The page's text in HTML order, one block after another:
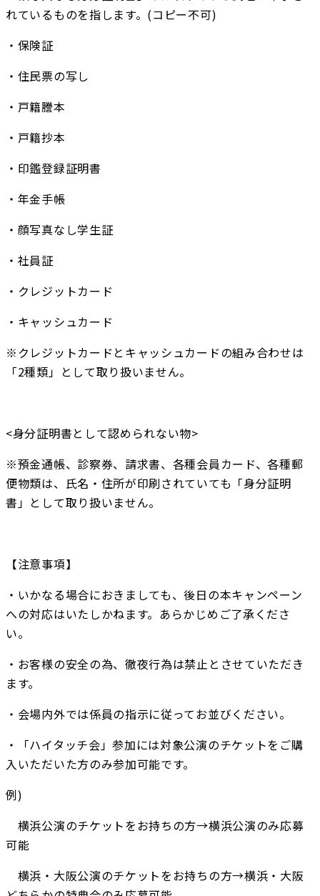
れているものを指します。(コピー不可)
・保険証
・住民票の写し
・戸籍謄本
・戸籍抄本
・印鑑登録証明書
・年金手帳
・顔写真なし学生証
・社員証
・クレジットカード
・キャッシュカード
※クレジットカードとキャッシュカードの組み合わせは
「2種類」として取り扱いません。
<身分証明書として認められない物>
※預金通帳、診察券、請求書、各種会員カード、各種郵
便物類は、氏名・住所が印刷されていても「身分証明
書」として取り扱いません。
【注意事項】
・いかなる場合におきましても、後日の本キャンペーン
への対応はいたしかねます。あらかじめご了承くださ
い。
・お客様の安全の為、徹夜行為は禁止とさせていただき
ます。
・会場内外では係員の指示に従ってお並びください。
・「ハイタッチ会」参加には対象公演のチケットをご購
入いただいた方のみ参加可能です。
例)
横浜公演のチケットをお持ちの方→横浜公演のみ応募
可能
横浜・大阪公演のチケットをお持ちの方→横浜・大阪